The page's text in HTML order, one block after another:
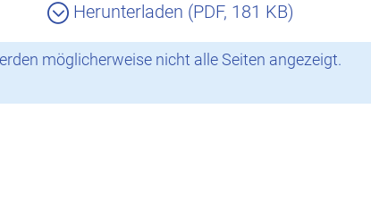
Herunterladen (PDF, 181 KB)
möglicherweise nicht alle Seiten angezeigt.